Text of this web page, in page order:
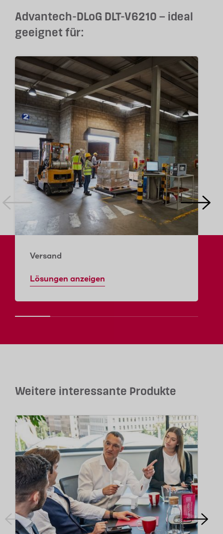
Advantech-DLoG DLT-V6210 – ideal
geeignet für:
Versand
Lösungen anzeigen
Weitere interessante Produkte